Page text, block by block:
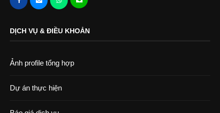
DỊCH VỤ & ĐIỀU KHOẢN
Ảnh profile tổng hợp
Dự án thực hiện